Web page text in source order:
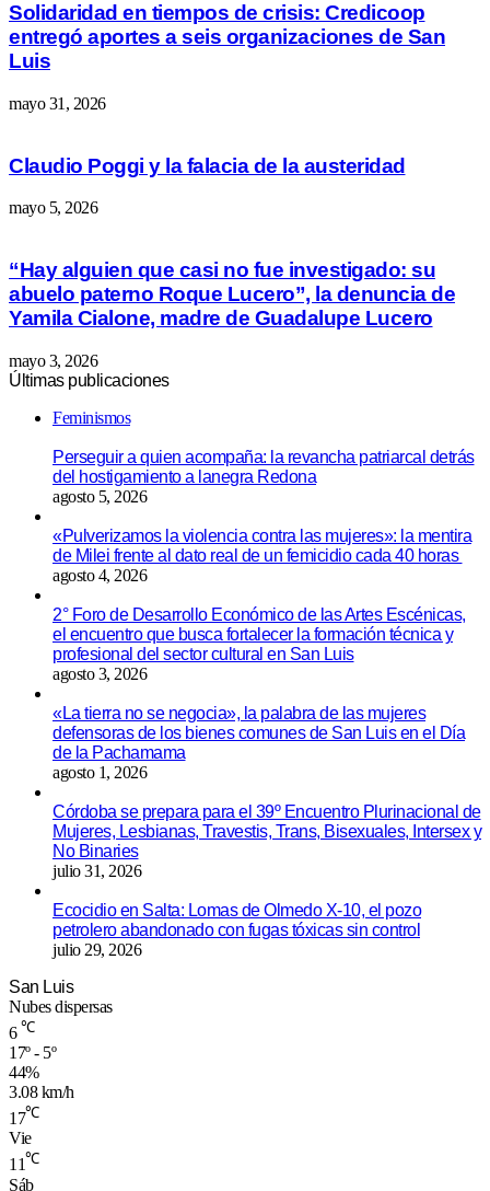
Solidaridad en tiempos de crisis: Credicoop
entregó aportes a seis organizaciones de San
Luis
mayo 31, 2026
Claudio Poggi y la falacia de la austeridad
mayo 5, 2026
“Hay alguien que casi no fue investigado: su
abuelo paterno Roque Lucero”, la denuncia de
Yamila Cialone, madre de Guadalupe Lucero
mayo 3, 2026
Últimas publicaciones
Feminismos
Perseguir a quien acompaña: la revancha patriarcal detrás
del hostigamiento a lanegra Redona
agosto 5, 2026
«Pulverizamos la violencia contra las mujeres»: la mentira
de Milei frente al dato real de un femicidio cada 40 horas
agosto 4, 2026
2° Foro de Desarrollo Económico de las Artes Escénicas,
el encuentro que busca fortalecer la formación técnica y
profesional del sector cultural en San Luis
agosto 3, 2026
«La tierra no se negocia», la palabra de las mujeres
defensoras de los bienes comunes de San Luis en el Día
de la Pachamama
agosto 1, 2026
Córdoba se prepara para el 39º Encuentro Plurinacional de
Mujeres, Lesbianas, Travestis, Trans, Bisexuales, Intersex y
No Binaries
julio 31, 2026
Ecocidio en Salta: Lomas de Olmedo X-10, el pozo
petrolero abandonado con fugas tóxicas sin control
julio 29, 2026
San Luis
Nubes dispersas
6 ℃
17º - 5º
44%
3.08 km/h
17℃
Vie
11℃
Sáb